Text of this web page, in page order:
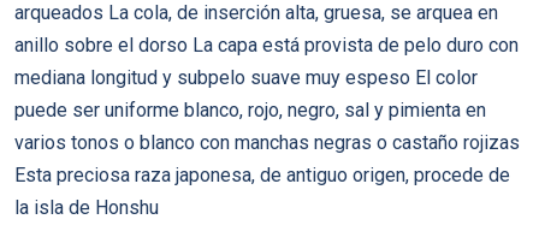
arqueados La cola, de inserción alta, gruesa, se arquea en
anillo sobre el dorso La capa está provista de pelo duro con
mediana longitud y subpelo suave muy espeso El color
puede ser uniforme blanco, rojo, negro, sal y pimienta en
varios tonos o blanco con manchas negras o castaño rojizas
Esta preciosa raza japonesa, de antiguo origen, procede de
la isla de Honshu